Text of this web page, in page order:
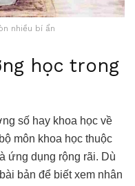
nhiều bí ẩn
học trong
số hay khoa học về
môn khoa học thuộc
ứng dụng rộng rãi. Dù
bản để biết xem nhân